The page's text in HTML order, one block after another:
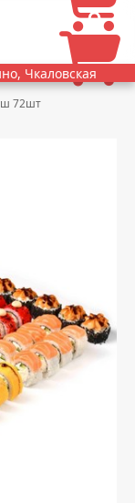
0
0
Чкаловская
72шт